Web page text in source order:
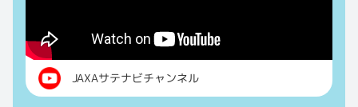
JAXAサテナビチャンネル